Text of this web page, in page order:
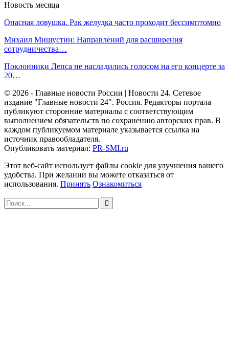
Новость месяца
Опасная ловушка. Рак желудка часто проходит бессимптомно
Михаил Мишустин: Направлений для расширения
сотрудничества…
Поклонники Лепса не насладились голосом на его концерте за
20…
© 2026 - Главные новости России | Новости 24. Сетевое
издание "Главные новости 24". Россия. Редакторы портала
публикуют сторонние материалы с соответствующим
выполнением обязательств по сохранению авторских прав. В
каждом публикуемом материале указывается ссылка на
источник правообладателя.
Опубликовать материал: PR-SMI.ru
Этот веб-сайт использует файлы cookie для улучшения вашего
удобства. При желании вы можете отказаться от
использования. Принять Ознакомиться